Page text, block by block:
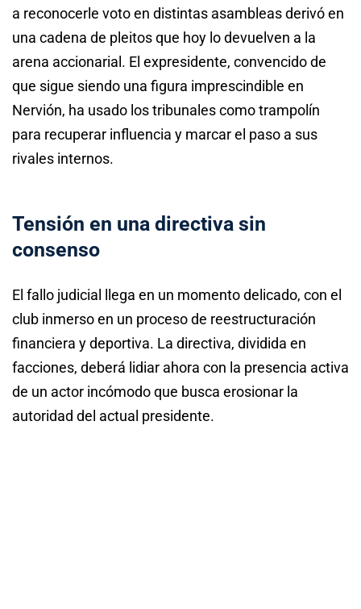
a reconocerle voto en distintas asambleas derivó en
una cadena de pleitos que hoy lo devuelven a la
arena accionarial. El expresidente, convencido de
que sigue siendo una figura imprescindible en
Nervión, ha usado los tribunales como trampolín
para recuperar influencia y marcar el paso a sus
rivales internos.
Tensión en una directiva sin
consenso
El fallo judicial llega en un momento delicado, con el
club inmerso en un proceso de reestructuración
financiera y deportiva. La directiva, dividida en
facciones, deberá lidiar ahora con la presencia activa
de un actor incómodo que busca erosionar la
autoridad del actual presidente.